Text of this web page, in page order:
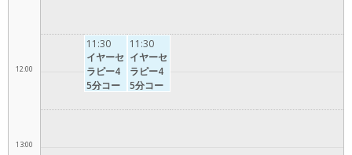
12:00
13:00
11:30
イヤーセ
ラピー4
5分コー
11:30
イヤーセ
ラピー4
5分コー